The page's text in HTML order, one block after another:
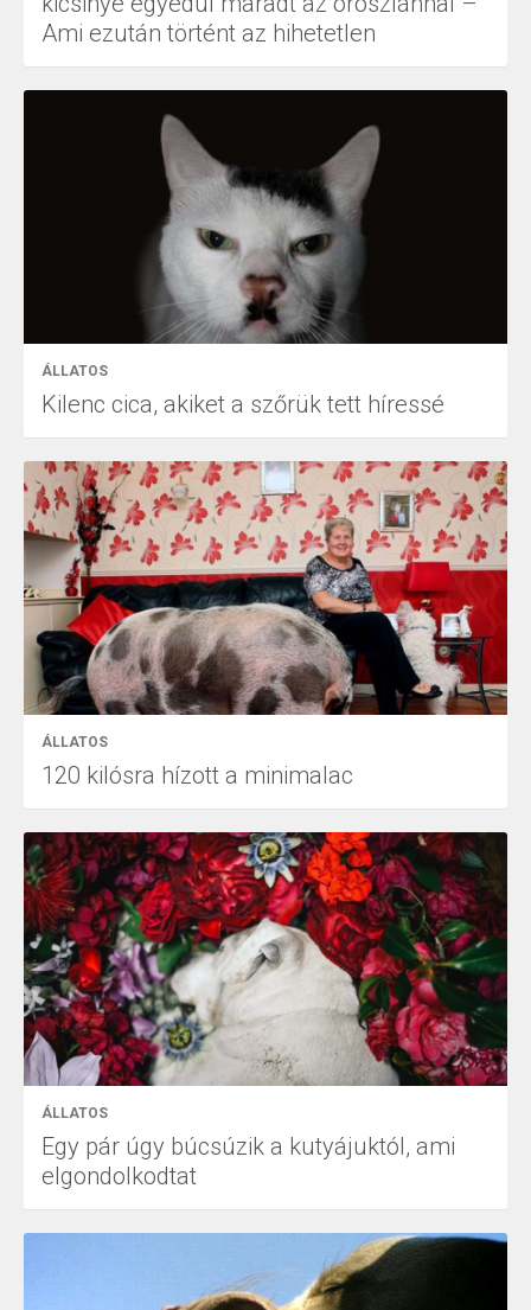
Ami ezután történt az hihetetlen
ÁLLATOS
Kilenc cica, akiket a szőrük tett híressé
ÁLLATOS
120 kilósra hízott a minimalac
ÁLLATOS
Egy pár úgy búcsúzik a kutyájuktól, ami
elgondolkodtat